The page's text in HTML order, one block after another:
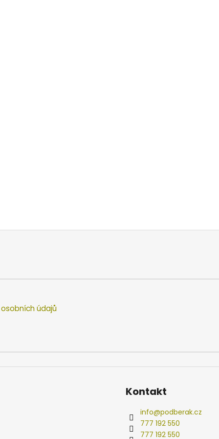
údajů
Kontakt
info@podberak.cz
777 192 550
777 192 550